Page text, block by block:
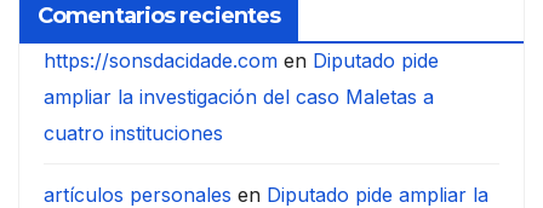
Comentarios recientes
https://sonsdacidade.com en Diputado pide
ampliar la investigación del caso Maletas a
cuatro instituciones
artículos personales en Diputado pide ampliar la